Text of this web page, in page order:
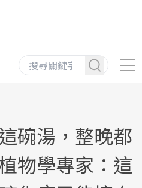
碗湯，整晚都
物學專家：這